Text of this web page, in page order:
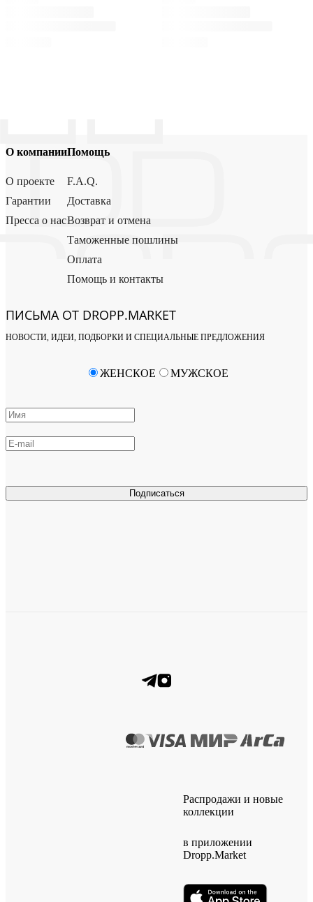
О компании
О проекте
Гарантии
Пресса о нас
Помощь
F.A.Q.
Доставка
Возврат и отмена
Таможенные пошлины
Оплата
Помощь и контакты
ПИСЬМА ОТ DROPP.MARKET
НОВОСТИ, ИДЕИ, ПОДБОРКИ И СПЕЦИАЛЬНЫЕ ПРЕДЛОЖЕНИЯ
Подписаться
ЖЕНСКОЕ МУЖСКОЕ
Распродажи и новые
коллекции
в приложении
Dropp.Market